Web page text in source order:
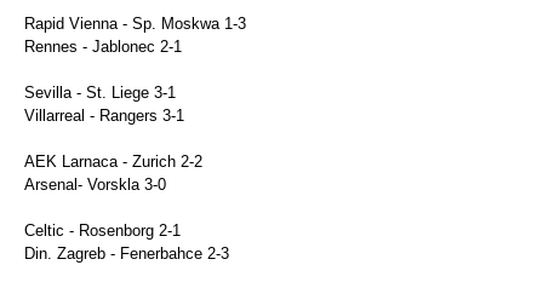
Rapid Vienna - Sp. Moskwa 1-3
Rennes - Jablonec 2-1
Sevilla - St. Liege 3-1
Villarreal - Rangers 3-1
AEK Larnaca - Zurich 2-2
Arsenal- Vorskla 3-0
Celtic - Rosenborg 2-1
Din. Zagreb - Fenerbahce 2-3